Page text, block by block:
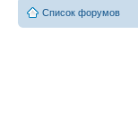
Список форумов